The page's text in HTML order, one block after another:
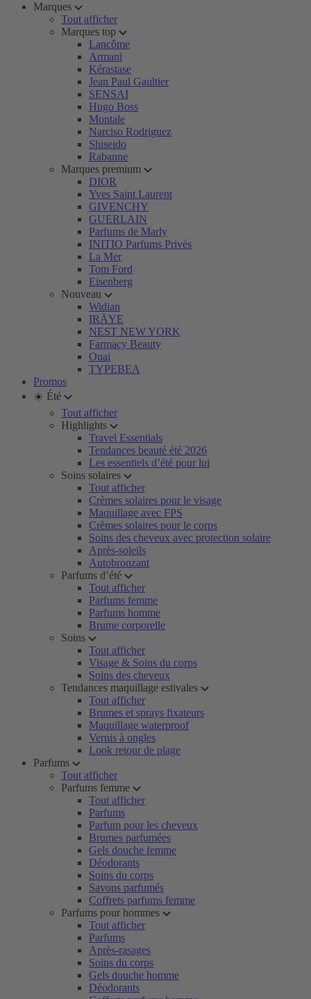
Marques
Tout afficher
Marques top
Lancôme
Armani
Kérastase
Jean Paul Gaultier
SENSAI
Hugo Boss
Montale
Narciso Rodriguez
Shiseido
Rabanne
Marques premium
DIOR
Yves Saint Laurent
GIVENCHY
GUERLAIN
Parfums de Marly
INITIO Parfums Privés
La Mer
Tom Ford
Eisenberg
Nouveau
Widian
IRÄYE
NEST NEW YORK
Farmacy Beauty
Ouai
TYPEBEA
Promos
☀️ Été
Tout afficher
Highlights
Travel Essentials
Tendances beauté été 2026
Les essentiels d’été pour lui
Soins solaires
Tout afficher
Crèmes solaires pour le visage
Maquillage avec FPS
Crèmes solaires pour le corps
Soins des cheveux avec protection solaire
Après-soleils
Autobronzant
Parfums d’été
Tout afficher
Parfums femme
Parfums homme
Brume corporelle
Soins
Tout afficher
Visage & Soins du corps
Soins des cheveux
Tendances maquillage estivales
Tout afficher
Brumes et sprays fixateurs
Maquillage waterproof
Vernis à ongles
Look retour de plage
Parfums
Tout afficher
Parfums femme
Tout afficher
Parfums
Parfum pour les cheveux
Brumes parfumées
Gels douche femme
Déodorants
Soins du corps
Savons parfumés
Coffrets parfums femme
Parfums pour hommes
Tout afficher
Parfums
Après-rasages
Soins du corps
Gels douche homme
Déodorants